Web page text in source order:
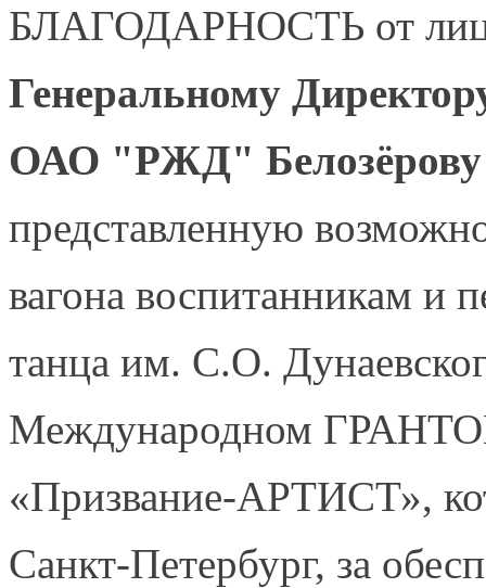
БЛАГОДАРНОСТЬ от
Генеральному
ОАО "РЖД" Белозёрову
представленную
вагона воспитанникам и
танца им. С.О.
Международном
«Призвание-АРТИСТ»,
Санкт-Петербург, за